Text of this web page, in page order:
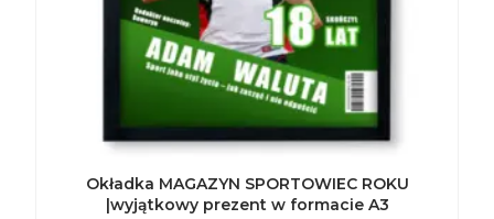
Okładka MAGAZYN SPORTOWIEC ROKU
|wyjątkowy prezent w formacie A3